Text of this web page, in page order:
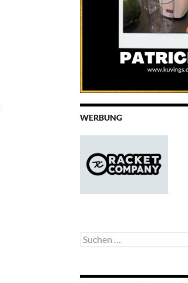
WERBUNG
Suchen
nach: